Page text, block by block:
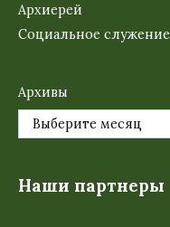
Архиерей
Социальное служение
Архивы
Наши партнеры